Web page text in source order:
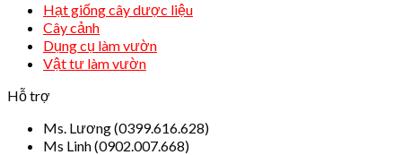
Hạt giống cây dược liệu
Cây cảnh
Dụng cụ làm vườn
Vật tư làm vườn
Hỗ trợ
Ms. Lương (0399.616.628)
Ms Linh (0902.007.668)